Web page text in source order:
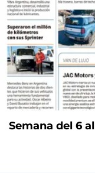
Semana del 6